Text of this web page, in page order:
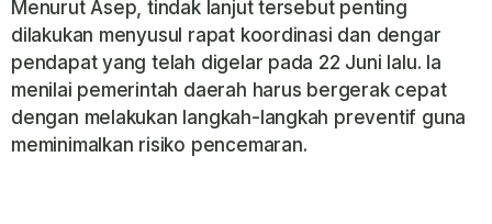
Menurut Asep, tindak lanjut tersebut penting
dilakukan menyusul rapat koordinasi dan dengar
pendapat yang telah digelar pada 22 Juni lalu. Ia
menilai pemerintah daerah harus bergerak cepat
dengan melakukan langkah-langkah preventif guna
meminimalkan risiko pencemaran.